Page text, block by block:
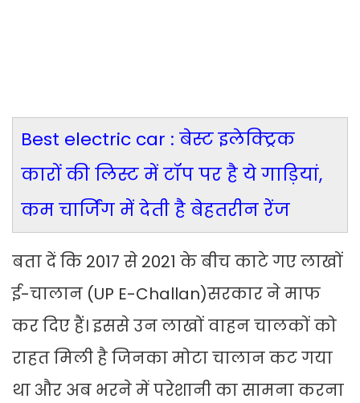
Best electric car : बेस्ट इलेक्ट्रिक
कारों की लिस्ट में टॉप पर है ये गाड़ियां,
कम चार्जिंग में देती है बेहतरीन रेंज
बता दें कि 2017 से 2021 के बीच काटे गए लाखों
ई-चालान (UP E-Challan)सरकार ने माफ
कर दिए हैं। इससे उन लाखों वाहन चालकों को
राहत मिली है जिनका मोटा चालान कट गया
था और अब भरने में परेशानी का सामना करना